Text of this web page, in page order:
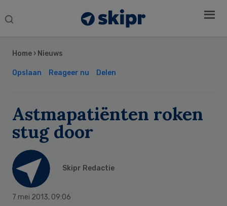
Search
Home › Nieuws
Opslaan Reageer nu Delen
Astmapatiënten roken
stug door
Skipr Redactie
7 mei 2013, 09:06
Sidebar